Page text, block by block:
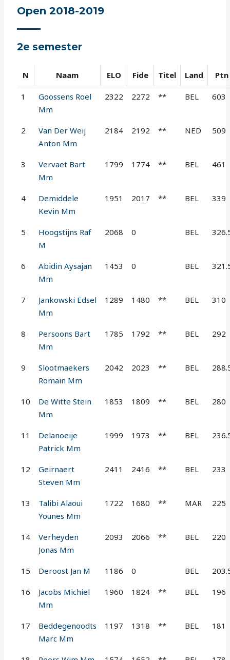
Open 2018-2019
2e semester
N Naam ELO Fide Titel Land Ptn
1
Goossens Roel
Mm
2322 2272 ** BEL 603
2
Van Der Weij
Anton Mm
2184 2192 ** NED 509
3
Vervaet Bart
Mm
1799 1774 ** BEL 461
4
Demiddele
Kevin Mm
1951 2017 ** BEL 339
5
Hoogstijns Raf
M
2068 0 BEL
6
Abidin Aysajan
Mm
1453 0 BEL
7
Jankowski Edsel
Mm
1289 1480 ** BEL 310
8
Persoons Bart
Mm
1785 1792 ** BEL 292
9
Slootmaekers
Romain Mm
2042 2023 ** BEL
10
De Witte Stein
Mm
1853 1809 ** BEL 280
11
Delanoeije
Patrick Mm
1999 1973 ** BEL
12
Geirnaert
Steven Mm
2411 2416 ** BEL 233
13
Talibi Alaoui
Younes Mm
1722 1680 ** MAR 225
14
Verheyden
Jonas Mm
2093 2066 ** BEL 220
15 Deroost Jan M 1186 0 BEL
16
Jacobs Michiel
Mm
1960 1824 ** BEL 196
17
Beddegenoodts
Marc Mm
1197 1318 ** BEL 181